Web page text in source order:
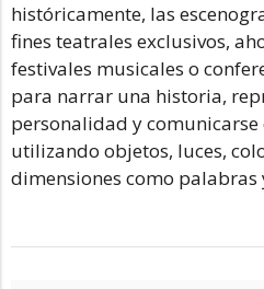
históricamente, las
fines teatrales exclusivos,
festivales musicales o
para narrar una historia,
personalidad y comunicarse
utilizando objetos, luces,
dimensiones como palabras